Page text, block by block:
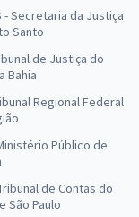
- Secretaria da Justiça
Santo
de Justiça do
Bahia
Regional Federal
Público de
de Contas do
São Paulo